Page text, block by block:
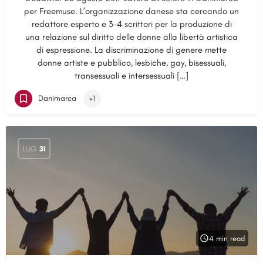
per Freemuse. L’organizzazione danese sta cercando un
redattore esperto e 3-4 scrittori per la produzione di
una relazione sul diritto delle donne alla libertà artistica
di espressione. La discriminazione di genere mette
donne artiste e pubblico, lesbiche, gay, bisessuali,
transessuali e intersessuali […]
Danimarca +1
LUG 31
4 min read